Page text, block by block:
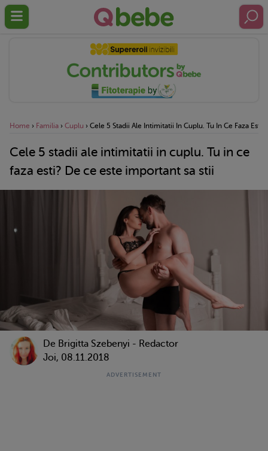
Home › Familia › Cuplu › Cele 5 Stadii Ale Intimitatii In Cuplu. Tu In Ce Faza
Cele 5 stadii ale intimitatii in cuplu. Tu in ce
faza esti? De ce este important sa stii
De Brigitta Szebenyi - Redactor
Joi, 08.11.2018